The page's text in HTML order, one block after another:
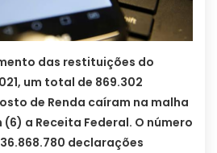
das restituições do
um total de 869.302
de Renda caíram na malha
a Receita Federal. O número
declarações